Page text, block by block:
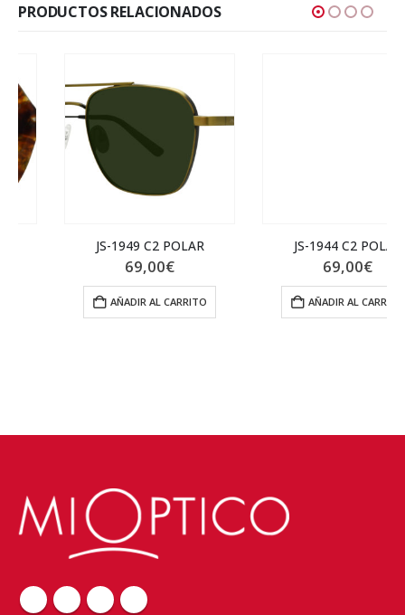
PRODUCTOS RELACIONADOS
JS-1949 C2 POLAR
€
AÑADIR AL CARRITO
JS-1944 C2 POLAR
€
AÑADIR AL CARRITO